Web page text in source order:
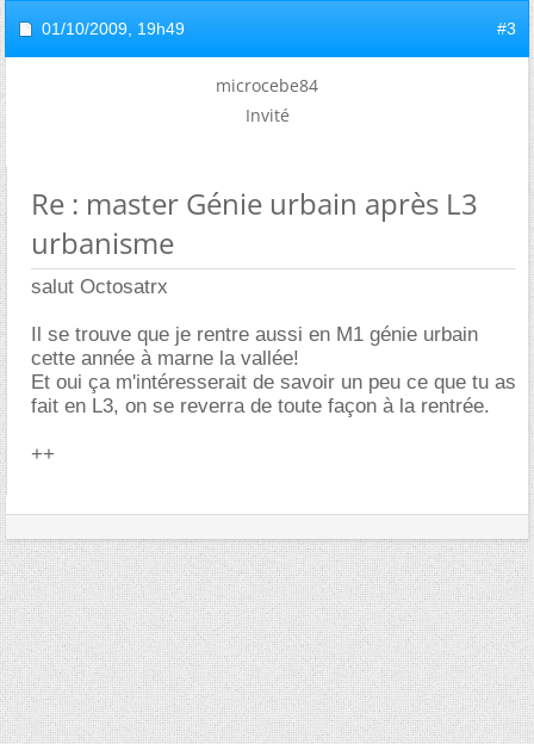
01/10/2009, 19h49 #3
microcebe84
Invité
Re : master Génie urbain après L3
urbanisme
salut Octosatrx
Il se trouve que je rentre aussi en M1 génie urbain
cette année à marne la vallée!
Et oui ça m'intéresserait de savoir un peu ce que tu as
fait en L3, on se reverra de toute façon à la rentrée.
++